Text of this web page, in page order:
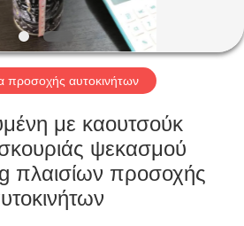
προσοχής αυτοκινήτων
με καουτσούκ
ψεκασμού
πλαισίων προσοχής